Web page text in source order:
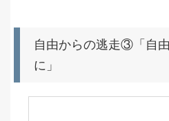
自由からの逃走③「自
に」